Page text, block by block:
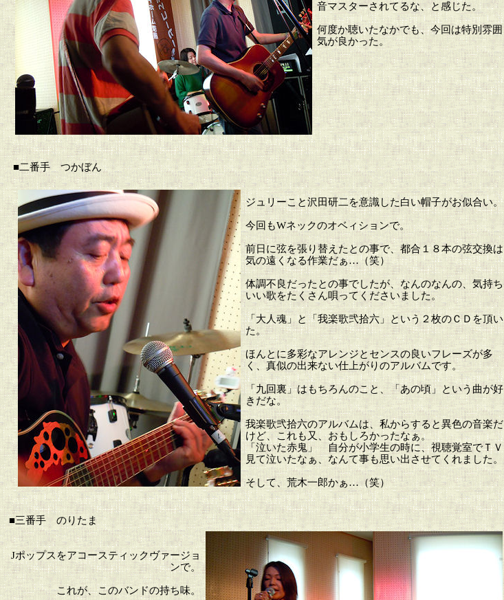
音マスターされてるな、と感じた。
何度か聴いたなかでも、今回は特別雰囲
気が良かった。
■二番手 つかぼん
ジュリーこと沢田研二を意識した白い帽子がお似合い。
今回もWネックのオベィションで。
前日に弦を張り替えたとの事で、都合１８本の弦交換は
気の遠くなる作業だぁ…（笑）
体調不良だったとの事でしたが、なんのなんの、気持ち
いい歌をたくさん唄ってくださいました。
「大人魂」と「我楽歌弐拾六」という２枚のＣＤを頂い
た。
ほんとに多彩なアレンジとセンスの良いフレーズが多
く、真似の出来ない仕上がりのアルバムです。
「九回裏」はもちろんのこと、「あの頃」という曲が好
きだな。
我楽歌弐拾六のアルバムは、私からすると異色の音楽だ
けど、これも又、おもしろかったなぁ。
「泣いた赤鬼」 自分が小学生の時に、視聴覚室でＴＶ
見て泣いたなぁ、なんて事も思い出させてくれました。
そして、荒木一郎かぁ…（笑）
■三番手 のりたま
Jポップスをアコースティックヴァージョ
ンで。
これが、このバンドの持ち味。